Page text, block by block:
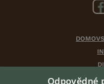
Odpovědné